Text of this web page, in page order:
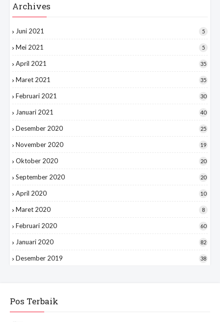
Archives
Juni 2021 5
Mei 2021 5
April 2021 35
Maret 2021 35
Februari 2021 30
Januari 2021 40
Desember 2020 25
November 2020 19
Oktober 2020 20
September 2020 20
April 2020 10
Maret 2020 8
Februari 2020 60
Januari 2020 82
Desember 2019 38
Pos Terbaik